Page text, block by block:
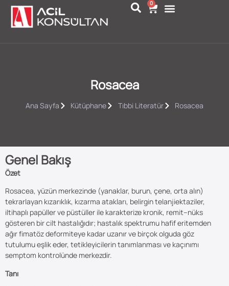
0
Rosacea
Ana Sayfa Kütüphane Tıbbi Literatür Rosacea
Genel Bakış
Özet
Rosacea, yüzün merkezinde (yanaklar, burun, çene, orta alın)
tekrarlayan kızarıklık, kızarma atakları, belirgin telanjiektaziler,
iltihaplı papüller ve püstüller ile karakterize kronik, remit–nüks
gösteren bir cilt hastalığıdır; hastalık spektrumu hafif eritemden
ağır fimatöz deformiteye kadar uzanır ve birçok olguda göz
tutulumu eşlik eder, tetikleyicilerin tanımlanması ve kaçınımı
semptom kontrolünde merkezdir.
Tanı